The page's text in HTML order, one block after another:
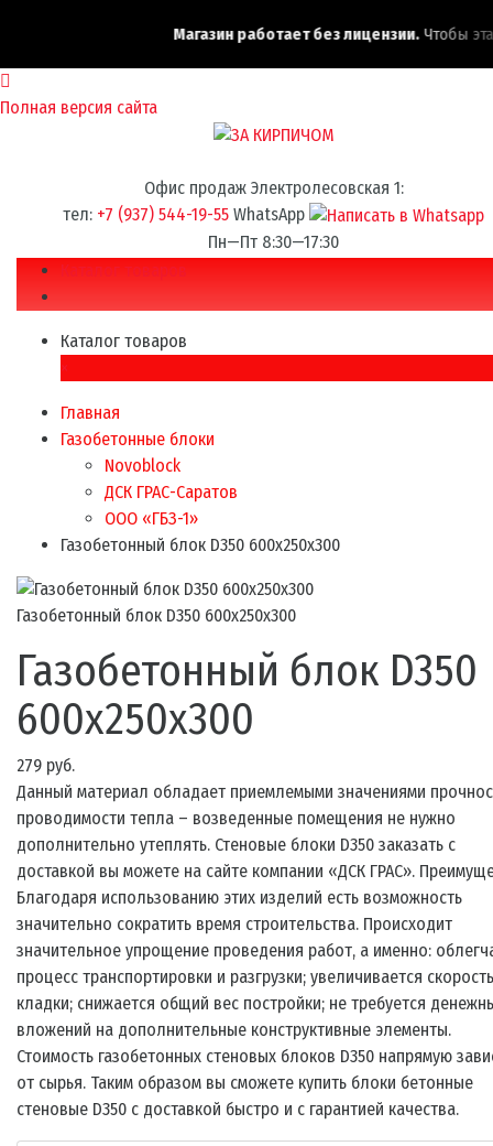
Магазин работает без лицензии.Чтобы эта
Полная версия сайта
Офис продаж Электролесовская 1:
тел: +7 (937) 544-19-55 WhatsApp
Пн—Пт 8:30—17:30
Каталог товаров
Каталог товаров
×
Главная
Газобетонные блоки
Novoblock
ДСК ГРАС-Саратов
ООО «ГБЗ-1»
Газобетонный блок D350 600х250х300
Газобетонный блок D350 600х250х300
Газобетонный блок D350
600х250х300
279 руб.
Данный материал обладает приемлемыми значениями
проводимости тепла – возведенные помещения не нужно
дополнительно утеплять. Стеновые блоки D350 заказать с
доставкой вы можете на сайте компании «ДСК ГРАС».
Благодаря использованию этих изделий есть возможность
значительно сократить время строительства. Происходит
значительное упрощение проведения работ, а именно:
процесс транспортировки и разгрузки; увеличивается скорость
кладки; снижается общий вес постройки; не требуется
вложений на дополнительные конструктивные элементы.
Стоимость газобетонных стеновых блоков D350 напрямую
от сырья. Таким образом вы сможете купить блоки бетонные
стеновые D350 с доставкой быстро и с гарантией качества.